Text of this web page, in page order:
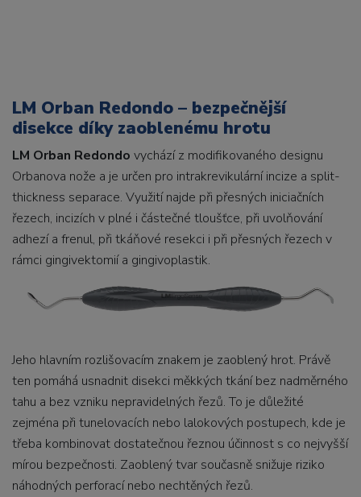
LM Orban Redondo – bezpečnější
disekce díky zaoblenému hrotu
LM Orban Redondo vychází z modifikovaného designu
Orbanova nože a je určen pro intrakrevikulární incize a split-
thickness separace. Využití najde při přesných iniciačních
řezech, incizích v plné i částečné tloušťce, při uvolňování
adhezí a frenul, při tkáňové resekci i při přesných řezech v
rámci gingivektomií a gingivoplastik.
Jeho hlavním rozlišovacím znakem je zaoblený hrot. Právě
ten pomáhá usnadnit disekci měkkých tkání bez nadměrného
tahu a bez vzniku nepravidelných řezů. To je důležité
zejména při tunelovacích nebo lalokových postupech, kde je
třeba kombinovat dostatečnou řeznou účinnost s co nejvyšší
mírou bezpečnosti. Zaoblený tvar současně snižuje riziko
náhodných perforací nebo nechtěných řezů.